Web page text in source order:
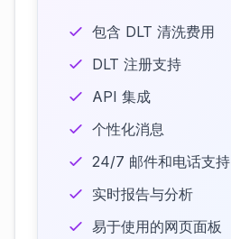
包含 DLT 清洗费用
DLT 注册支持
API 集成
个性化消息
24/7 邮件和电话支持
实时报告与分析
易于使用的网页面板